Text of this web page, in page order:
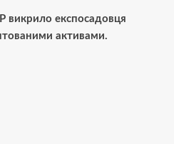
викрило експосадовця
активами.